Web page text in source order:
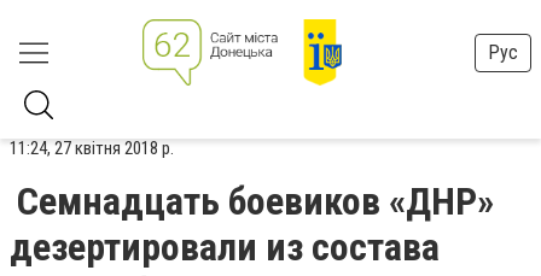
Рус
11:24, 27 квітня 2018 р.
Семнадцать боевиков «ДНР»
дезертировали из состава